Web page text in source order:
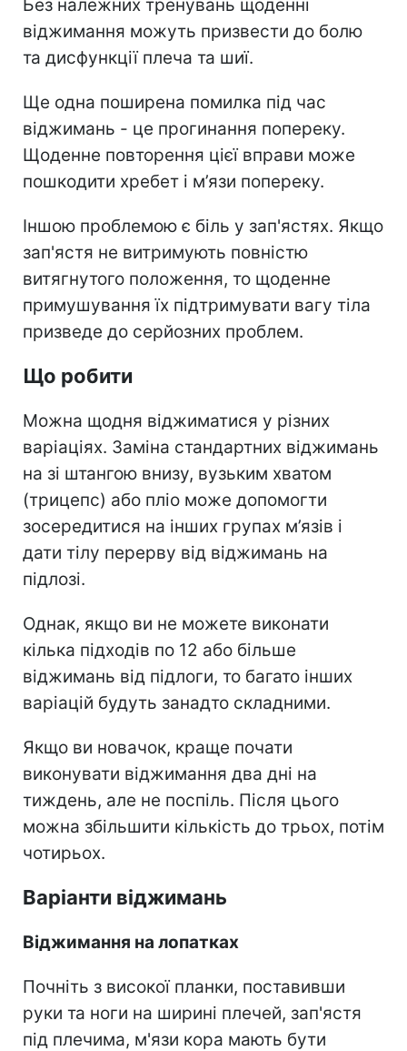
Без належних тренувань щоденні
віджимання можуть призвести до болю
та дисфункції плеча та шиї.
Ще одна поширена помилка під час
віджимань - це прогинання попереку.
Щоденне повторення цієї вправи може
пошкодити хребет і м’язи попереку.
Іншою проблемою є біль у зап'ястях. Якщо
зап'ястя не витримують повністю
витягнутого положення, то щоденне
примушування їх підтримувати вагу тіла
призведе до серйозних проблем.
Що робити
Можна щодня віджиматися у різних
варіаціях. Заміна стандартних віджимань
на зі штангою внизу, вузьким хватом
(трицепс) або пліо може допомогти
зосередитися на інших групах м’язів і
дати тілу перерву від віджимань на
підлозі.
Однак, якщо ви не можете виконати
кілька підходів по 12 або більше
віджимань від підлоги, то багато інших
варіацій будуть занадто складними.
Якщо ви новачок, краще почати
виконувати віджимання два дні на
тиждень, але не поспіль. Після цього
можна збільшити кількість до трьох, потім
чотирьох.
Варіанти віджимань
Віджимання на лопатках
Почніть з високої планки, поставивши
руки та ноги на ширині плечей, зап'ястя
під плечима, м'язи кора мають бути